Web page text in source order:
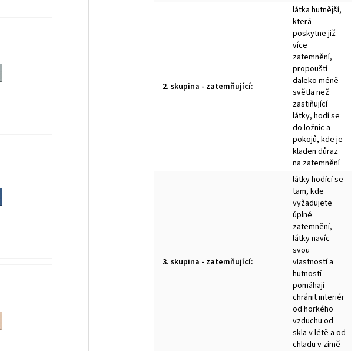
2. skupina - zatemňující:
látka hutnější,
která
poskytne již
více
zatemnění,
propouští
daleko méně
světla než
zastiňující
látky, hodí se
do ložnic a
pokojů, kde je
kladen důraz
na zatemnění
3. skupina - zatemňující:
látky hodící se
tam, kde
vyžadujete
úplné
zatemnění,
látky navíc
svou
vlastností a
hutností
pomáhají
chránit interiér
od horkého
vzduchu od
skla v létě a od
chladu v zimě